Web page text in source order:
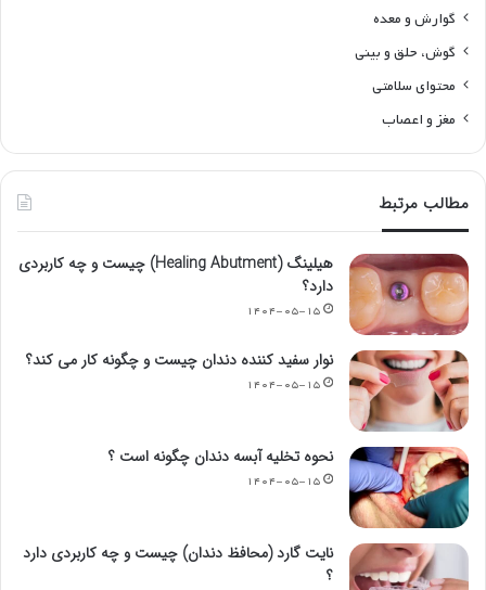
گوارش و معده
گوش، حلق و بینی
محتوای سلامتی
مغز و اعصاب
مطالب مرتبط
هیلینگ (Healing Abutment) چیست و چه کاربردی
دارد؟
۱۴۰۴-۰۵-۱۵
نوار سفید کننده دندان چیست و چگونه کار می کند؟
۱۴۰۴-۰۵-۱۵
نحوه تخلیه آبسه دندان چگونه است ؟
۱۴۰۴-۰۵-۱۵
نایت گارد (محافظ دندان) چیست و چه کاربردی دارد
؟